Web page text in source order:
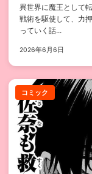
異世界に魔王として
戦術を駆使して、力
っていく話...
2026年6月6日
コミック